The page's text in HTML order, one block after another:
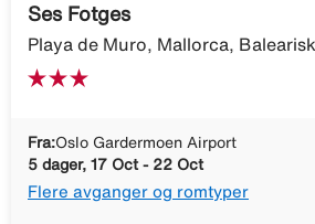
Ses Fotges
Playa de Muro, Mallorca,
Fra:Oslo Gardermoen Airport
5 dager, 17 Oct - 22 Oct
Flere avganger og romtyper